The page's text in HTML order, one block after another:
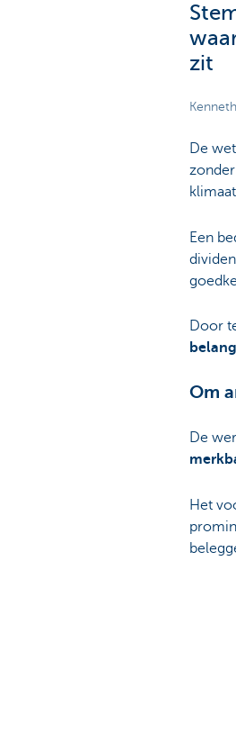
zit
De
Een
Door
Om
De
Het